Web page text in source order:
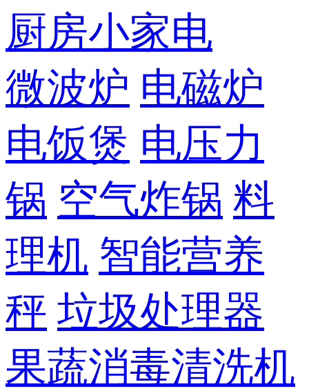
厨房小家电
微波炉 电磁炉
电饭煲 电压力
锅 空气炸锅 料
理机 智能营养
秤 垃圾处理器
果蔬消毒清洗机